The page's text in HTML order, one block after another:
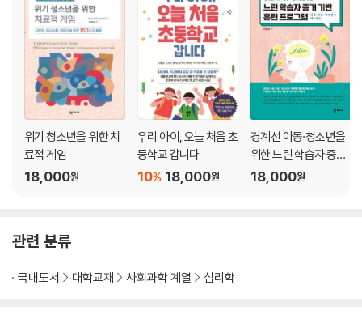
감정 괴물로 인해 느꼈던 감정에 이름 붙이기
나의 생각을 발견하기
제7장 나의 생각 다루기
생각 도전 활동지
생각 기록
유용한 자기표현
좋은 기분 보관함
마음의 휴식
제8장 나의 충동들
위기 청소년을 위한 치
료적 게임
18,000원
우리 아이, 오늘 처음 초
등학교 갑니다
18,000원
10%
경계선 아동·청소년을
위한 느린 학습자 증거
기반 훈련 프로그램
18,000원
관련 분류
국내도서 대학교재 사회과학 계열 심리학